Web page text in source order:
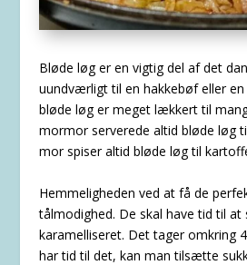
Bløde løg er en vigtig del af det
uundværligt til en hakkebøf eller
bløde løg er meget lækkert til
mormor serverede altid bløde løg
mor spiser altid bløde løg til
Hemmeligheden ved at få de
tålmodighed. De skal have tid til at
karamelliseret. Det tager omkring
har tid til det, kan man tilsætte